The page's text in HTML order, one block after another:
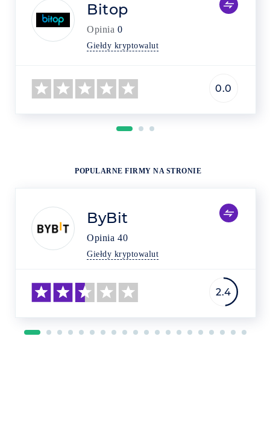
Bitop
Opinia 0
Giełdy kryptowalut
0.0
POPULARNE FIRMY NA STRONIE
ByBit
Opinia 40
Giełdy kryptowalut
2.4